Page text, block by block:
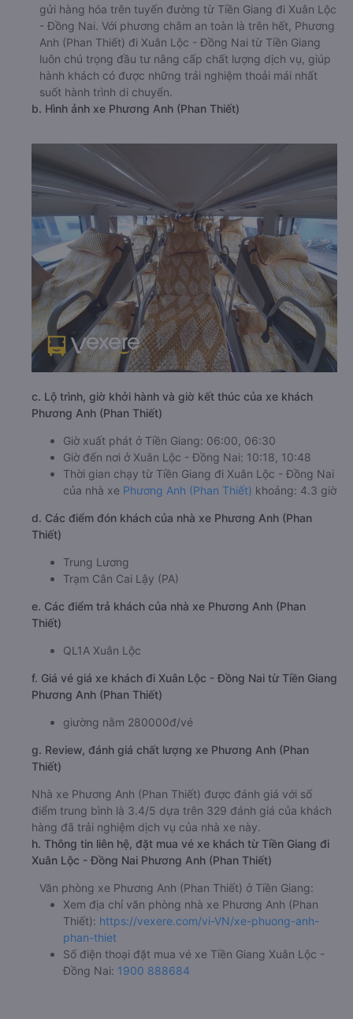
gửi hàng hóa trên tuyến đường từ Tiền Giang đi Xuân Lộc
- Đồng Nai. Với phương châm an toàn là trên hết, Phương
Anh (Phan Thiết) đi Xuân Lộc - Đồng Nai từ Tiền Giang
luôn chú trọng đầu tư nâng cấp chất lượng dịch vụ, giúp
hành khách có được những trải nghiệm thoải mái nhất
suốt hành trình di chuyển.
b. Hình ảnh xe Phương Anh (Phan Thiết)
c. Lộ trình, giờ khởi hành và giờ kết thúc của xe khách
Phương Anh (Phan Thiết)
Giờ xuất phát ở Tiền Giang: 06:00, 06:30
Giờ đến nơi ở Xuân Lộc - Đồng Nai: 10:18, 10:48
Thời gian chạy từ Tiền Giang đi Xuân Lộc - Đồng Nai
của nhà xe Phương Anh (Phan Thiết) khoảng: 4.3 giờ
d. Các điểm đón khách của nhà xe Phương Anh (Phan
Thiết)
Trung Lương
Trạm Cân Cai Lậy (PA)
e. Các điểm trả khách của nhà xe Phương Anh (Phan
Thiết)
QL1A Xuân Lộc
f. Giá vé giá xe khách đi Xuân Lộc - Đồng Nai từ Tiền Giang
Phương Anh (Phan Thiết)
giường nằm 280000đ/vé
g. Review, đánh giá chất lượng xe Phương Anh (Phan
Thiết)
Nhà xe Phương Anh (Phan Thiết) được đánh giá với số
điểm trung bình là 3.4/5 dựa trên 329 đánh giá của khách
hàng đã trải nghiệm dịch vụ của nhà xe này.
h. Thông tin liên hệ, đặt mua vé xe khách từ Tiền Giang đi
Xuân Lộc - Đồng Nai Phương Anh (Phan Thiết)
Văn phòng xe Phương Anh (Phan Thiết) ở Tiền Giang:
Xem địa chỉ văn phòng nhà xe Phương Anh (Phan
Thiết): https://vexere.com/vi-VN/xe-phuong-anh-
phan-thiet
Số điện thoại đặt mua vé xe Tiền Giang Xuân Lộc -
Đồng Nai: 1900 888684